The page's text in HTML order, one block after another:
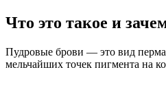
Что это такое и
Пудровые брови — это вид
мельчайших точек пигмента на